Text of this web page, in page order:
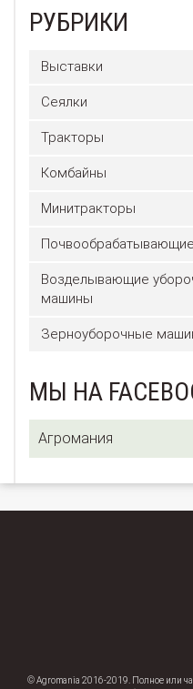
РУБРИКИ
Выставки
Сеялки
Тракторы
Комбайны
Минитракторы
Возделывающие
машины
Зерноуборочные
МЫ НА
Агромания
© Agromania 2016-2019. Полное или